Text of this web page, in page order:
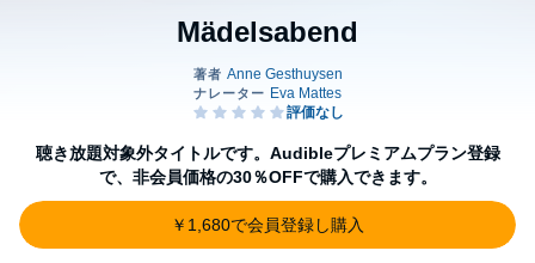
Mädelsabend
聴き放題対象外タイトルです。Audibleプレミアムプラン登録
で、非会員価格の30％OFFで購入できます。
￥1,680で会員登録し購入